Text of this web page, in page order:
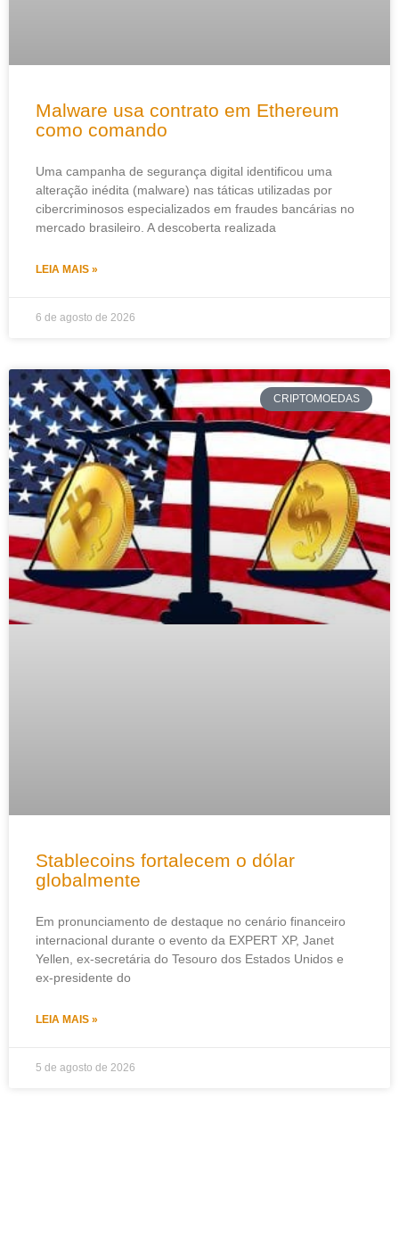
Malware usa contrato em Ethereum
como comando
Uma campanha de segurança digital identificou uma
alteração inédita (malware) nas táticas utilizadas por
cibercriminosos especializados em fraudes bancárias no
mercado brasileiro. A descoberta realizada
LEIA MAIS »
6 de agosto de 2026
CRIPTOMOEDAS
Stablecoins fortalecem o dólar
globalmente
Em pronunciamento de destaque no cenário financeiro
internacional durante o evento da EXPERT XP, Janet
Yellen, ex-secretária do Tesouro dos Estados Unidos e
ex-presidente do
LEIA MAIS »
5 de agosto de 2026